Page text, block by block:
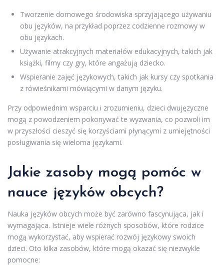
Tworzenie domowego środowiska sprzyjającego używaniu
obu języków, na przykład poprzez codzienne rozmowy w
obu językach.
Używanie atrakcyjnych materiałów edukacyjnych, takich jak
książki, filmy czy gry, które angażują dziecko.
Wspieranie zajęć językowych, takich jak kursy czy spotkania
z rówieśnikami mówiącymi w danym języku.
Przy odpowiednim wsparciu i zrozumieniu, dzieci dwujęzyczne
mogą z powodzeniem pokonywać te wyzwania, co pozwoli im
w przyszłości cieszyć się korzyściami płynącymi z umiejętności
posługiwania się wieloma językami.
Jakie zasoby mogą pomóc w
nauce języków obcych?
Nauka języków obcych może być zarówno fascynująca, jak i
wymagająca. Istnieje wiele różnych sposobów, które rodzice
mogą wykorzystać, aby wspierać rozwój językowy swoich
dzieci. Oto kilka zasobów, które mogą okazać się niezwykle
pomocne: